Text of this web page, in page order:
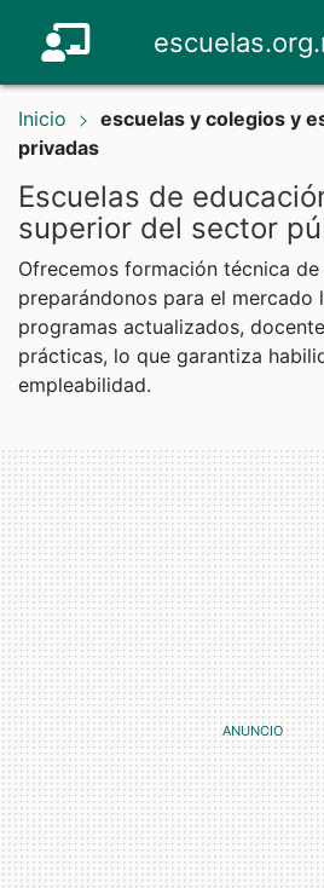
Inicio
escuelas y colegios y
privadas
Escuelas de
superior del sector
Ofrecemos formación técnica
preparándonos para el mercado
programas actualizados,
prácticas, lo que garantiza
empleabilidad.